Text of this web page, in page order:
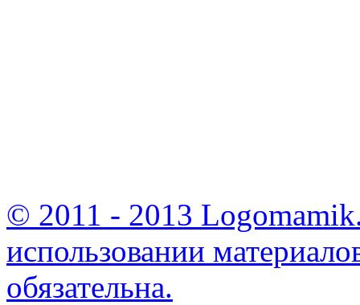
© 2011 - 2013
использовании
обязательна.